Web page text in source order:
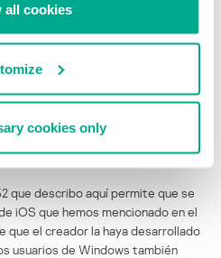
all cookies
cookies only
que describo aquí permite que se
iOS que hemos mencionado en el
que el creador la haya desarrollado
usuarios de Windows también